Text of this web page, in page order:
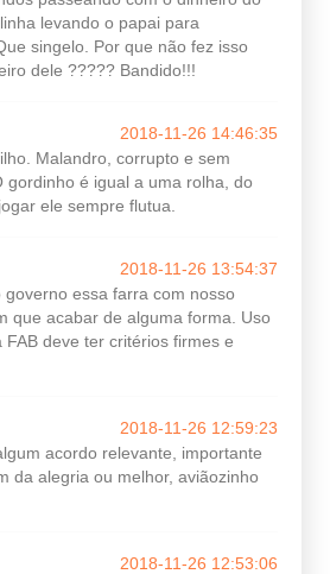
levando o papai para
singelo. Por que não fez isso
dele ????? Bandido!!!
2018-11-26 14:46:35
Malandro, corrupto e sem
gordinho é igual a uma rolha, do
ele sempre flutua.
2018-11-26 13:54:37
governo essa farra com nosso
que acabar de alguma forma. Uso
FAB deve ter critérios firmes e
2018-11-26 12:59:23
acordo relevante, importante
da alegria ou melhor, aviãozinho
2018-11-26 12:53:06